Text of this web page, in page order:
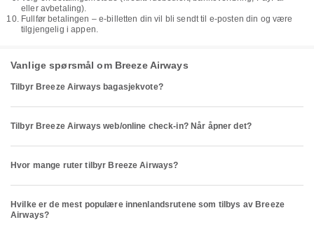
eller avbetaling).
Fullfør betalingen – e-billetten din vil bli sendt til e-posten din og være
tilgjengelig i appen.
Vanlige spørsmål om Breeze Airways
Tilbyr Breeze Airways bagasjekvote?
Tilbyr Breeze Airways web/online check-in? Når åpner det?
Hvor mange ruter tilbyr Breeze Airways?
Hvilke er de mest populære innenlandsrutene som tilbys av Breeze
Airways?